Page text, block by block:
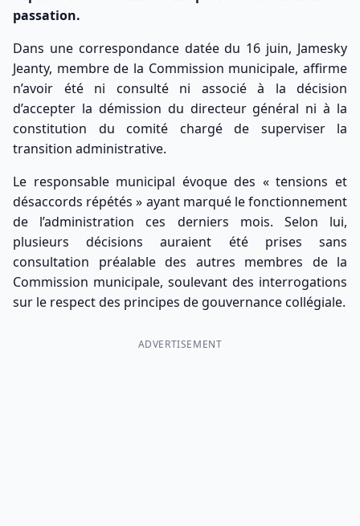
passation.
Dans une correspondance datée du 16 juin, Jamesky
Jeanty, membre de la Commission municipale, affirme
n’avoir été ni consulté ni associé à la décision
d’accepter la démission du directeur général ni à la
constitution du comité chargé de superviser la
transition administrative.
Le responsable municipal évoque des « tensions et
désaccords répétés » ayant marqué le fonctionnement
de l’administration ces derniers mois. Selon lui,
plusieurs décisions auraient été prises sans
consultation préalable des autres membres de la
Commission municipale, soulevant des interrogations
sur le respect des principes de gouvernance collégiale.
ADVERTISEMENT